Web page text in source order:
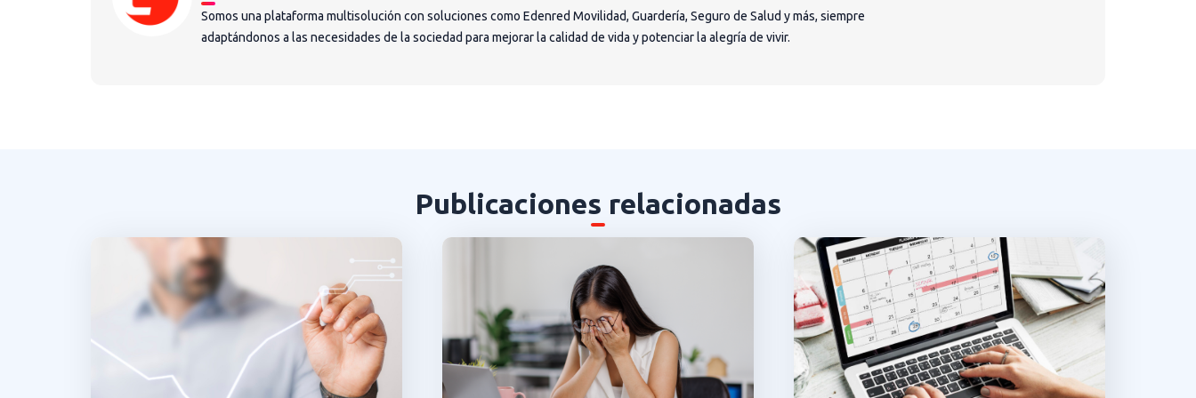
Somos una plataforma multisolución con soluciones como Edenred Movilidad, Guardería, Seguro de Salud y más, siempre
adaptándonos a las necesidades de la sociedad para mejorar la calidad de vida y potenciar la alegría de vivir.
Publicaciones relacionadas